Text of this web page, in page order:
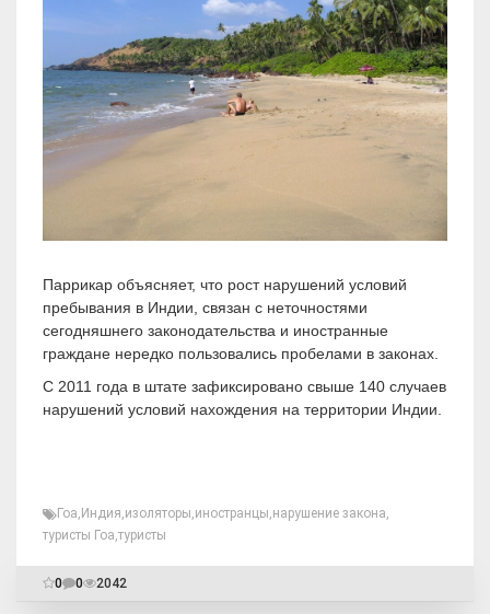
Паррикар объясняет, что рост нарушений условий
пребывания в Индии, связан с неточностями
сегодняшнего законодательства и иностранные
граждане нередко пользовались пробелами в законах.
С 2011 года в штате зафиксировано свыше 140 случаев
нарушений условий нахождения на территории Индии.
Гоа, Индия,изоляторы,иностранцы,нарушение закона,
туристы Гоа,туристы
0 0 2042